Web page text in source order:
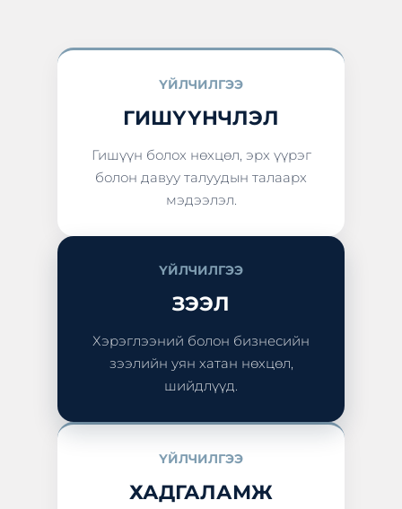
ҮЙЛЧИЛГЭЭ
ГИШҮҮНЧЛЭЛ
Гишүүн болох нөхцөл, эрх үүрэг
болон давуу талуудын талаарх
мэдээлэл.
ҮЙЛЧИЛГЭЭ
ЗЭЭЛ
Хэрэглээний болон бизнесийн
зээлийн уян хатан нөхцөл,
шийдлүүд.
ҮЙЛЧИЛГЭЭ
ХАДГАЛАМЖ